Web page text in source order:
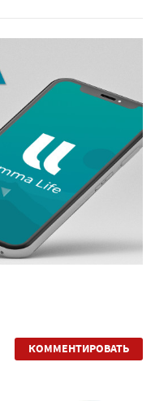
КОММЕНТИРОВАТЬ